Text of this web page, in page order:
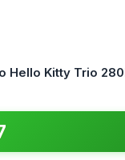
Hello Kitty Trio